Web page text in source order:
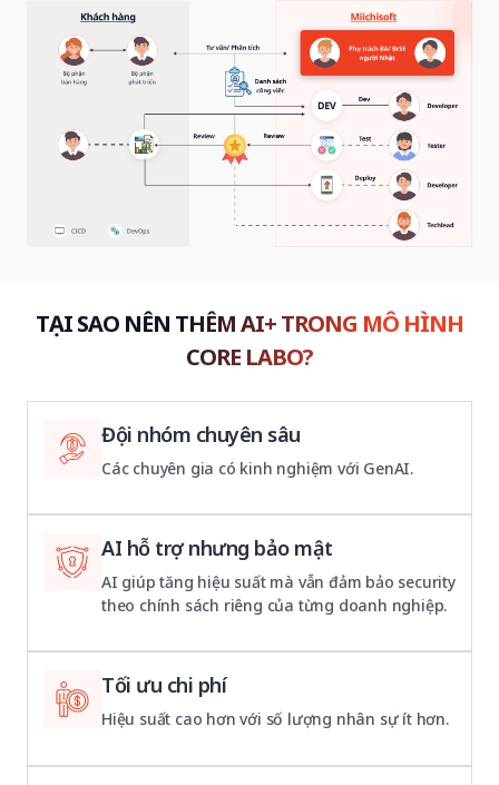
TẠI SAO NÊN THÊM AI+ TRONG MÔ HÌNH
CORE LABO?
Đội nhóm chuyên sâu
Các chuyên gia có kinh nghiệm với GenAI.
AI hỗ trợ nhưng bảo mật
AI giúp tăng hiệu suất mà vẫn đảm bảo security
theo chính sách riêng của từng doanh nghiệp.
Tối ưu chi phí
Hiệu suất cao hơn với số lượng nhân sự ít hơn.